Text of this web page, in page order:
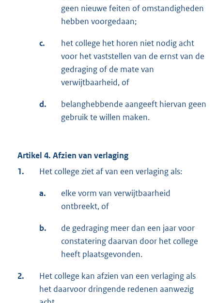
geen nieuwe feiten of omstandigheden
hebben voorgedaan;
c.
het college het horen niet nodig acht
voor het vaststellen van de ernst van de
gedraging of de mate van
verwijtbaarheid, of
d.
belanghebbende aangeeft hiervan geen
gebruik te willen maken.
Artikel 4. Afzien van verlaging
1.
Het college ziet af van een verlaging als:
a.
elke vorm van verwijtbaarheid
ontbreekt, of
b.
de gedraging meer dan een jaar voor
constatering daarvan door het college
heeft plaatsgevonden.
2.
Het college kan afzien van een verlaging als
het daarvoor dringende redenen aanwezig